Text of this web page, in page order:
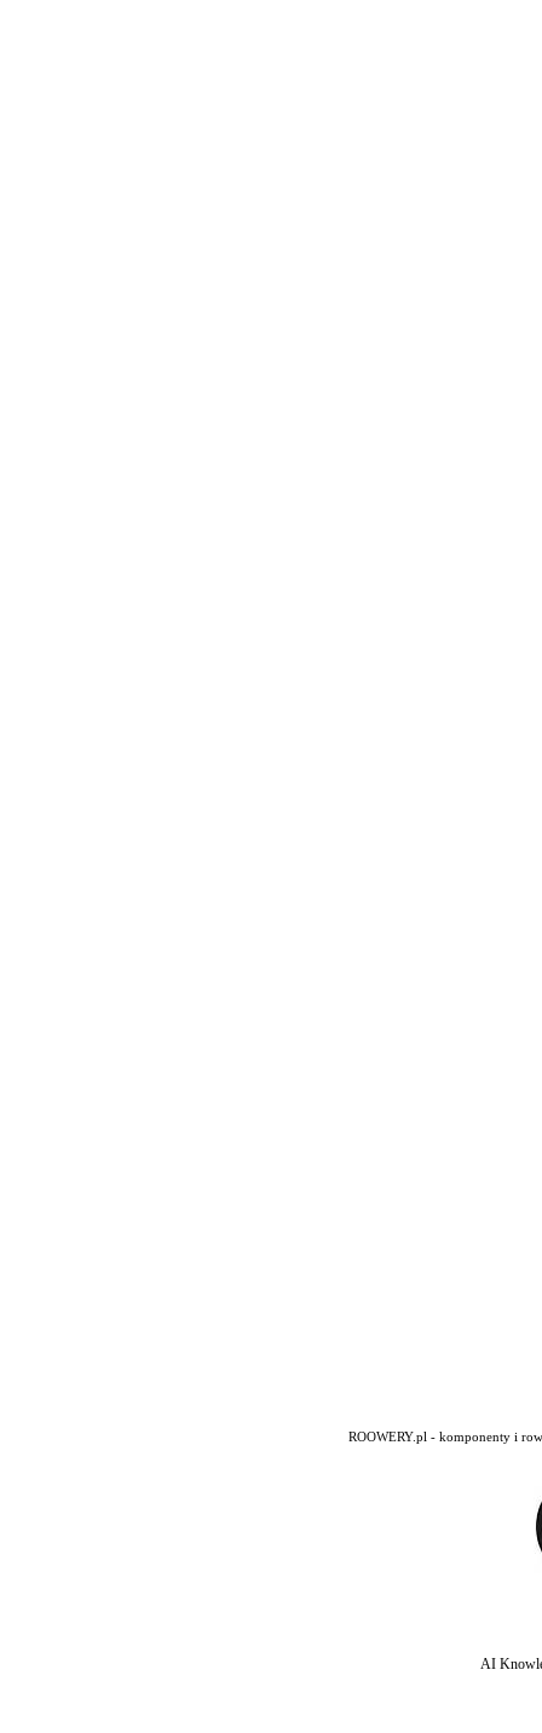
ROOWERY.pl - komponenty i
AI